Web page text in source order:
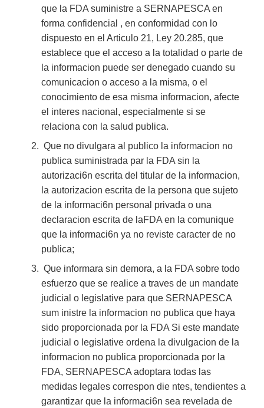
que la FDA suministre a SERNAPESCA en
forma confidencial , en conformidad con lo
dispuesto en el Articulo 21, Ley 20.285, que
establece que el acceso a la totalidad o parte de
la informacion puede ser denegado cuando su
comunicacion o acceso a la misma, o el
conocimiento de esa misma informacion, afecte
el interes nacional, especialmente si se
relaciona con la salud publica.
Que no divulgara al publico la informacion no
publica suministrada par la FDA sin la
autorizaci6n escrita del titular de la informacion,
la autorizacion escrita de la persona que sujeto
de la informaci6n personal privada o una
declaracion escrita de laFDA en la comunique
que la informaci6n ya no reviste caracter de no
publica;
Que informara sin demora, a la FDA sobre todo
esfuerzo que se realice a traves de un mandate
judicial o legislative para que SERNAPESCA
sum inistre la informacion no publica que haya
sido proporcionada por la FDA Si este mandate
judicial o legislative ordena la divulgacion de la
informacion no publica proporcionada por la
FDA, SERNAPESCA adoptara todas las
medidas legales correspon die ntes, tendientes a
garantizar que la informaci6n sea revelada de